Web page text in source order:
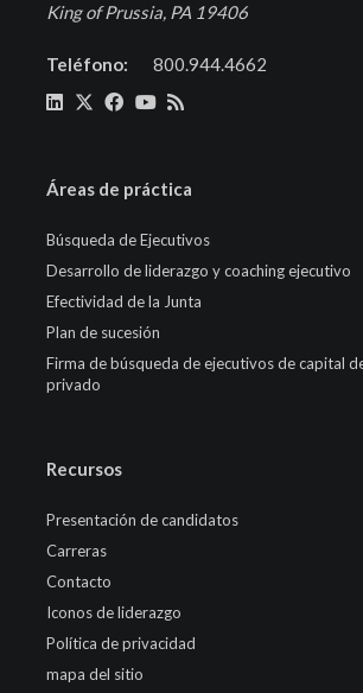
King of Prussia, PA 19406
Teléfono: 800.944.4662
Áreas de práctica
Búsqueda de Ejecutivos
Desarrollo de liderazgo y coaching ejecutivo
Efectividad de la Junta
Plan de sucesión
Firma de búsqueda de ejecutivos de capital
privado
Recursos
Presentación de candidatos
Carreras
Contacto
Iconos de liderazgo
Política de privacidad
mapa del sitio